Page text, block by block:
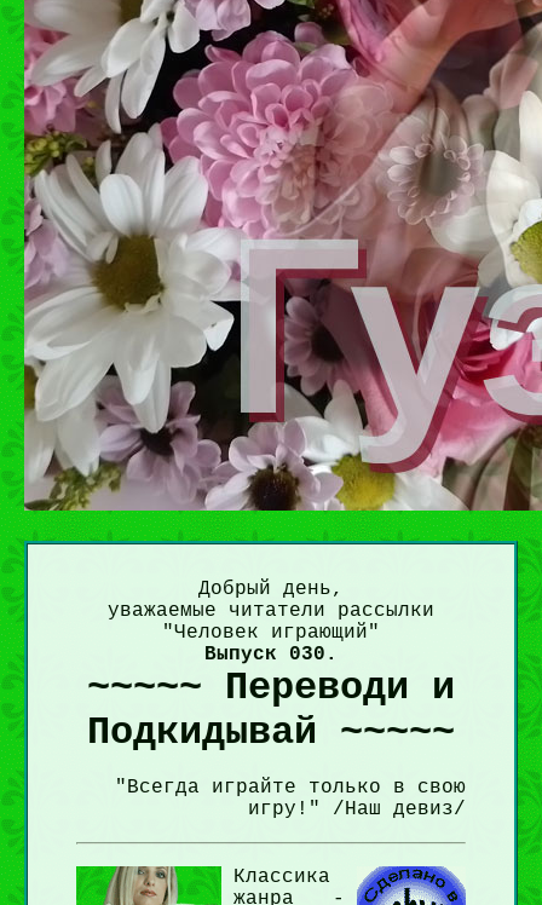
Добрый день,
уважаемые читатели рассылки
"Человек играющий"
Выпуск 030.
~~~~~ Переводи и
Подкидывай ~~~~~
"Всегда играйте только в свою
игру!" /Наш девиз/
Классика
жанра -